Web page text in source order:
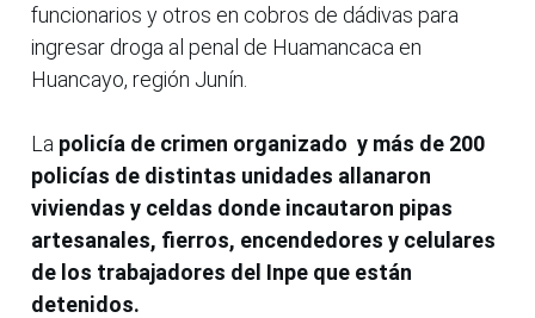
funcionarios y otros en cobros de dádivas para
ingresar droga al penal de Huamancaca en
Huancayo, región Junín.
La policía de crimen organizado y más de 200
policías de distintas unidades allanaron
viviendas y celdas donde incautaron pipas
artesanales, fierros, encendedores y celulares
de los trabajadores del Inpe que están
detenidos.